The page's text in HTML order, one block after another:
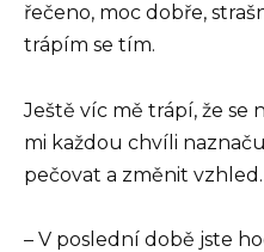
řečeno, moc dobře,
trápím se tím.
Ještě víc mě trápí, že se
mi každou chvíli
pečovat a změnit vzhled.
– V poslední době jste